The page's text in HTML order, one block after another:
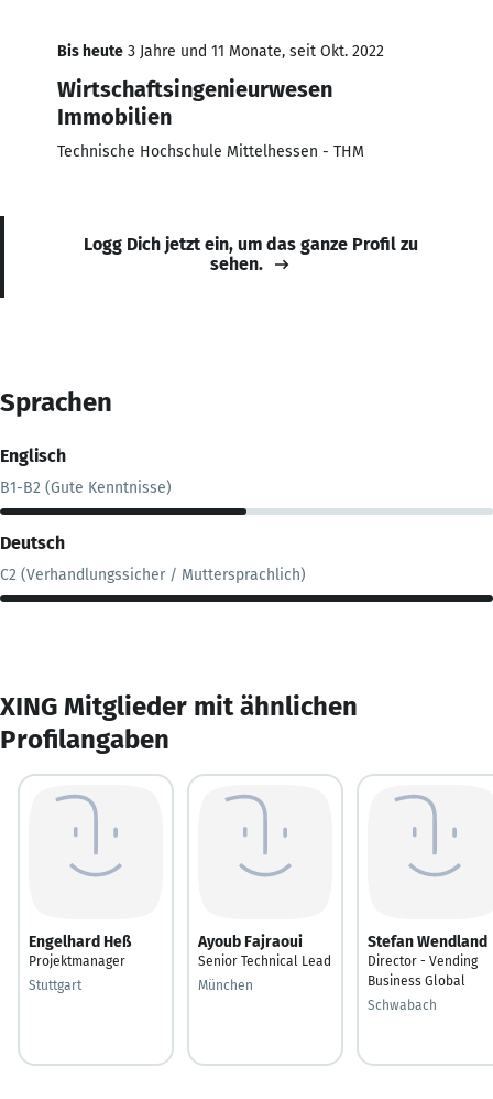
Bis heute 3 Jahre und 11 Monate, seit Okt. 2022
Wirtschaftsingenieurwesen
Immobilien
Technische Hochschule Mittelhessen - THM
Logg Dich jetzt ein, um das ganze Profil zu
sehen.
Sprachen
Englisch
B1-B2 (Gute Kenntnisse)
Deutsch
C2 (Verhandlungssicher / Muttersprachlich)
XING Mitglieder mit ähnlichen
Profilangaben
Engelhard Heß
Projektmanager
Stuttgart
Ayoub Fajraoui
Senior Technical Lead
München
Stefan Wendland
Director - Vending
Business Global
Schwabach